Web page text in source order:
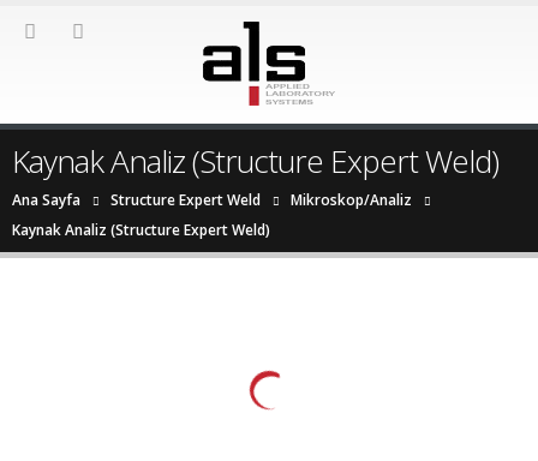
Kaynak Analiz (Structure Expert Weld)
Ana Sayfa Structure Expert Weld
Mikroskop/Analiz
Kaynak Analiz (Structure Expert Weld)